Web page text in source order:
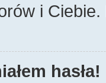
i
hasła!